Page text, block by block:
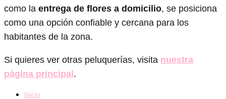
como la entrega de flores a domicilio, se posiciona
como una opción confiable y cercana para los
habitantes de la zona.
Si quieres ver otras peluquerías, visita nuestra
página principal.
Inicio